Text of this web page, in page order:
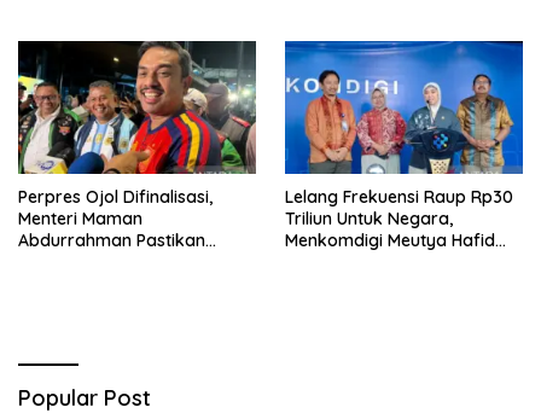
Perpres Ojol Difinalisasi,
Menteri Maman
Abdurrahman Pastikan
Lelang Frekuensi Raup Rp30
Triliun Untuk Negara,
Menkomdigi Meutya Hafid
Popular Post